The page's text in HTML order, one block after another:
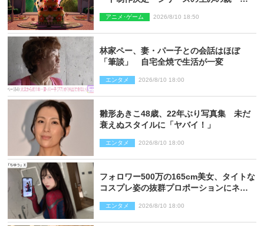
アニメ･ゲーム 2026/8/10 18:50
林家ペー、妻・パー子との会話はほぼ
「筆談」 自宅全焼で生活が一変
エンタメ 2026/8/10 18:00
雛形あきこ48歳、22年ぶり写真集 未だ
衰えぬスタイルに「ヤバイ！」
エンタメ 2026/8/10 18:00
フォロワー500万の165cm美女、タイトな
コスプレ姿の抜群プロポーションにネッ
エンタメ 2026/8/10 18:00